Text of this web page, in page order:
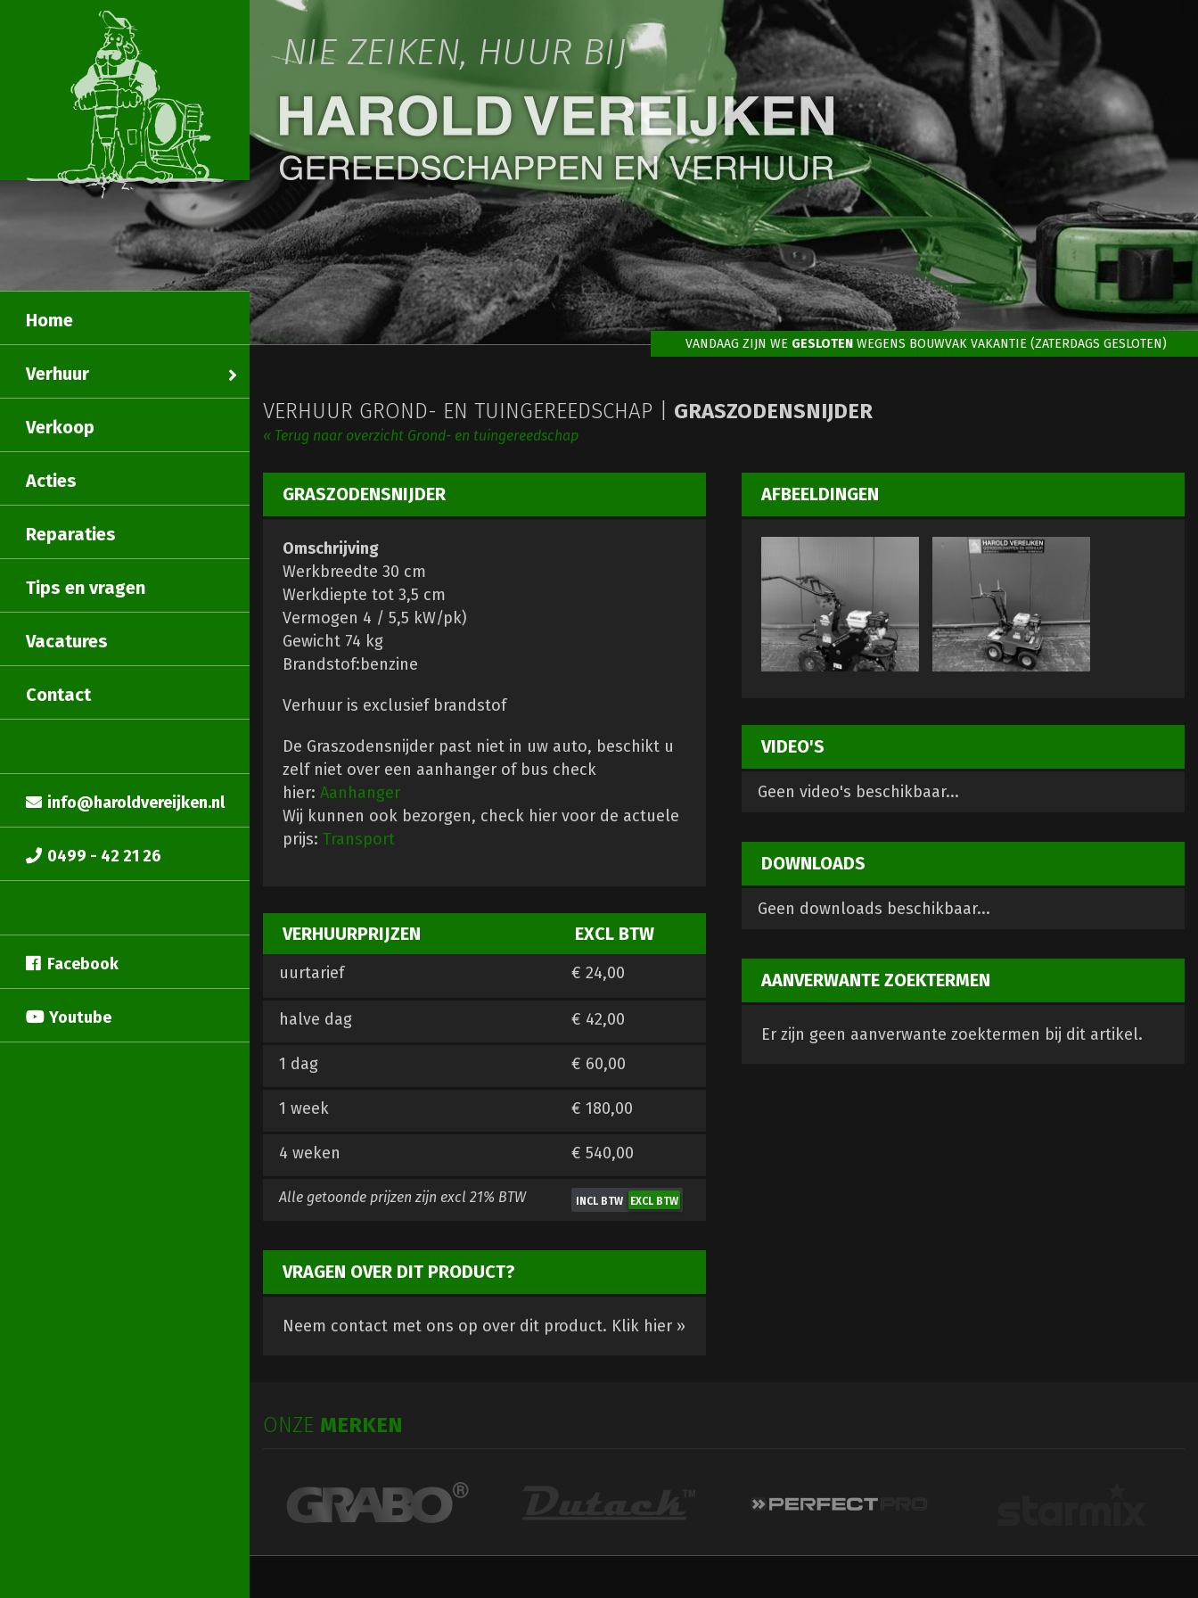
NIE ZEIKEN, HUUR BIJ
Home
Verhuur
Verkoop
Acties
Reparaties
Tips en vragen
Vacatures
Contact
info@haroldvereijken.nl
0499 - 42 21 26
Facebook
Youtube
VANDAAG ZIJN WE GESLOTEN WEGENS BOUWVAK VAKANTIE (ZATERDAGS GESLOTEN)
VERHUUR GROND- EN TUINGEREEDSCHAP | GRASZODENSNIJDER
« Terug naar overzicht Grond- en tuingereedschap
GRASZODENSNIJDER
Omschrijving
Werkbreedte 30 cm
Werkdiepte tot 3,5 cm
Vermogen 4 / 5,5 kW/pk)
Gewicht 74 kg
Brandstof:benzine
Verhuur is exclusief brandstof
De Graszodensnijder past niet in uw auto, beschikt u
zelf niet over een aanhanger of bus check
hier: Aanhanger
Wij kunnen ook bezorgen, check hier voor de actuele
prijs: Transport
VERHUURPRIJZEN EXCL BTW
uurtarief € 24,00
halve dag € 42,00
1 dag € 60,00
1 week € 180,00
4 weken € 540,00
Alle getoonde prijzen zijn excl 21% BTW
VRAGEN OVER DIT PRODUCT?
Neem contact met ons op over dit product. Klik hier »
AFBEELDINGEN
VIDEO'S
Geen video's beschikbaar...
DOWNLOADS
Geen downloads beschikbaar...
AANVERWANTE ZOEKTERMEN
Er zijn geen aanverwante zoektermen bij dit artikel.
ONZE MERKEN